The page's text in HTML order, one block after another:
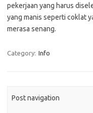
pekerjaan yang harus
yang manis seperti coklat
merasa senang.
Category: Info
Post navigation